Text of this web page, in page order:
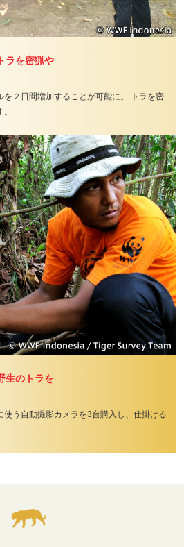
ラを密猟や
２日間増加することが可能に。
トラを密
生のトラを
使う自動撮影カメラを3台購入し、仕掛ける